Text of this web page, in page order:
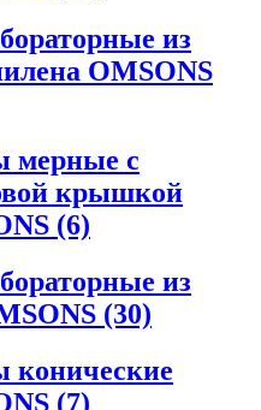
из
OMSONS
мерные с
крышкой
(6)
из
(30)
конические
(7)